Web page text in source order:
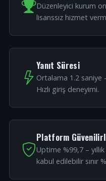
Düzenleyici kurum
lisanssız hizmet
Yanıt Süresi
Ortalama 1.2 saniye
Hızlı giriş deneyimi.
Platform
Uptime %99,7 –
kabul edilebilir sınır